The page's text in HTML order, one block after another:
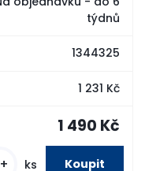
týdnů
1344325
1 231 Kč
1 490 Kč
+ ks